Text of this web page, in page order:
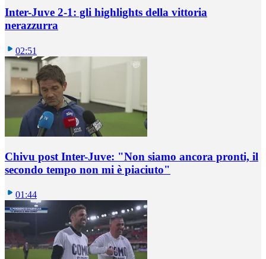
Inter-Juve 2-1: gli highlights della vittoria
nerazzurra
02:51
Chivu post Inter-Juve: "Non siamo ancora pronti, il
secondo tempo non mi è piaciuto"
01:44